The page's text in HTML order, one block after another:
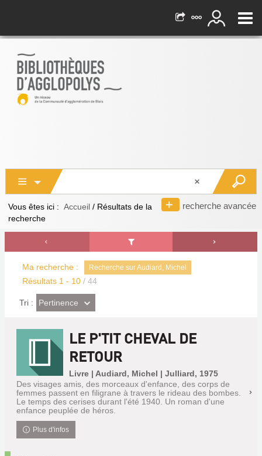
recherche avancée
Vous êtes ici : Accueil / Résultats de la
recherche
Ma recherche : Recherche sur Audiard, Michel
Résultats 1 - 10 / 44
Tri : (Effet
imédiat)
Pertinence
LE P'TIT CHEVAL DE
RETOUR
Livre | Audiard, Michel | Julliard, 1975
Des visages amis, des morceaux d'enfance, des corps de
femmes passent en filigrane à travers le rideau des bombes.
Le temps des cerises durant l'été 1940. Un roman d'une
enfance peuplée de héros.
Plus d'infos